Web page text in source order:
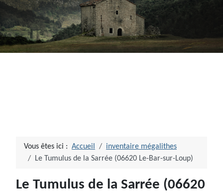
Vous êtes ici : Accueil
inventaire mégalithes
Le Tumulus de la Sarrée (06620 Le-Bar-sur-Loup)
Le Tumulus de la Sarrée (06620